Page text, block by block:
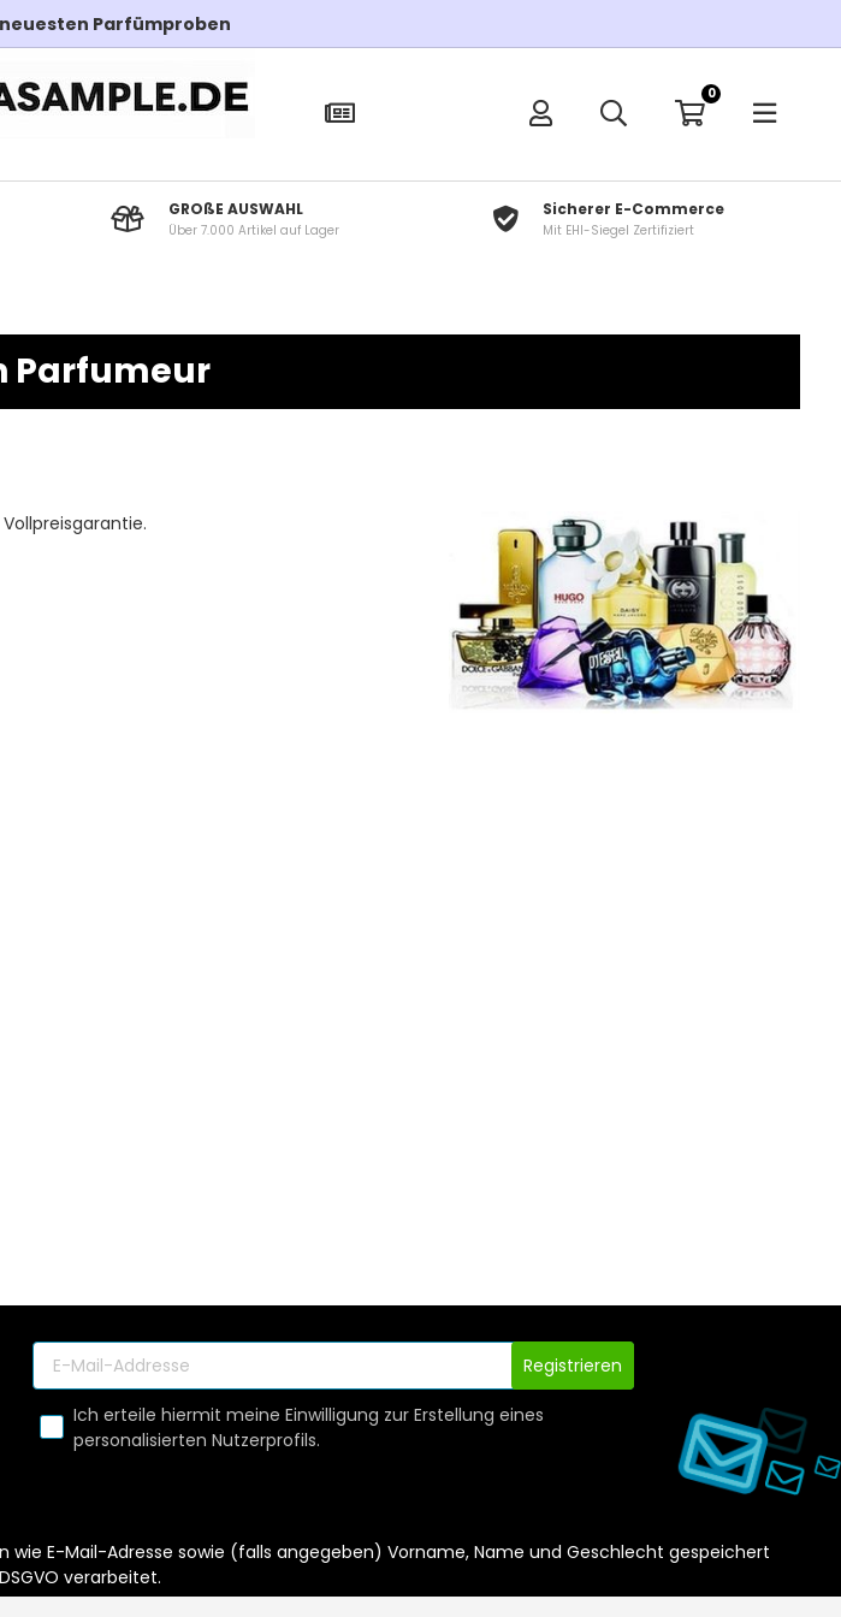
Parfümproben
0
GROßE AUSWAHL
Über 7.000 Artikel auf Lager
Sicherer E-Commerce
Mit EHI-Siegel Zertifiziert
Parfumeur
Registrieren
Ich erteile hiermit meine Einwilligung zur Erstellung eines
personalisierten Nutzerprofils.
wie E-Mail-Adresse sowie (falls angegeben) Vorname, Name und Geschlecht gespeichert
verarbeitet.